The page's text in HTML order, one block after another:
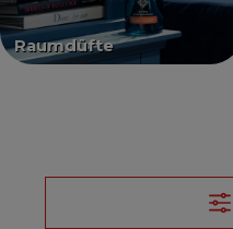
Raumdüfte